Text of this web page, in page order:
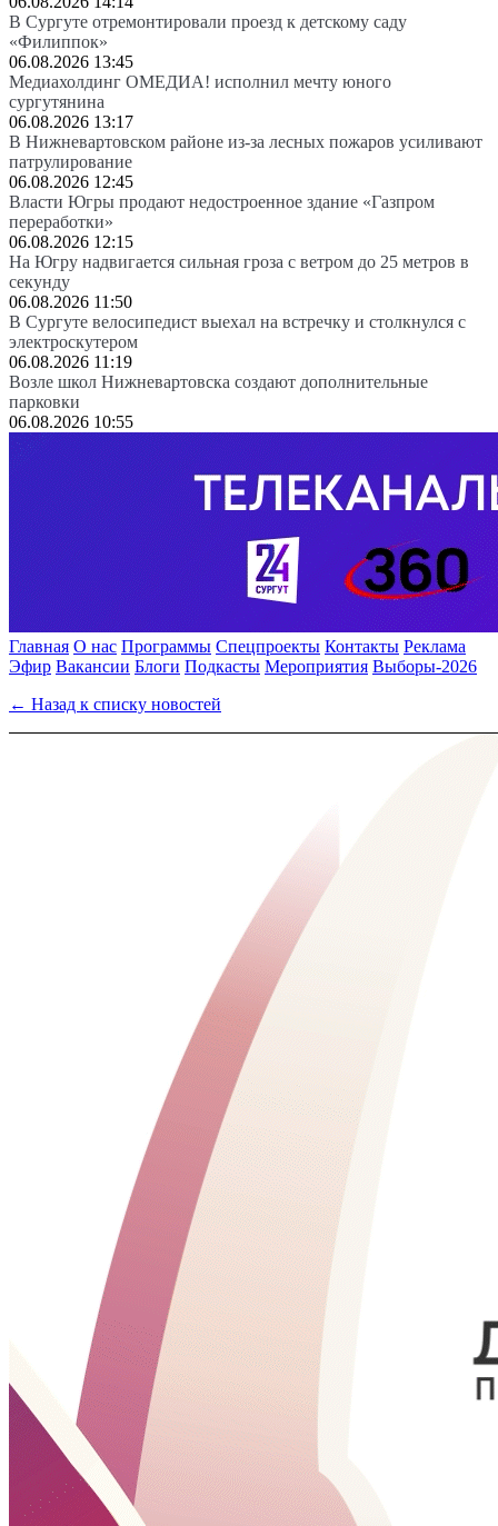
В Сургуте отремонтировали проезд к детскому саду
«Филиппок»
06.08.2026 13:45
Медиахолдинг ОМЕДИА! исполнил мечту юного
сургутянина
06.08.2026 13:17
В Нижневартовском районе из-за лесных пожаров усиливают
патрулирование
06.08.2026 12:45
Власти Югры продают недостроенное здание «Газпром
переработки»
06.08.2026 12:15
На Югру надвигается сильная гроза с ветром до 25 метров в
секунду
06.08.2026 11:50
В Сургуте велосипедист выехал на встречку и столкнулся с
электроскутером
06.08.2026 11:19
Возле школ Нижневартовска создают дополнительные
парковки
06.08.2026 10:55
Главная О нас Программы Спецпроекты Контакты Реклама
Эфир Вакансии Блоги Подкасты Мероприятия Выборы-2026
← Назад к списку новостей